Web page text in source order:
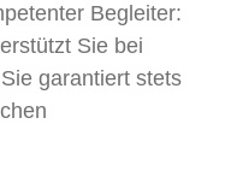
Begleiter:
Sie bei
garantiert stets